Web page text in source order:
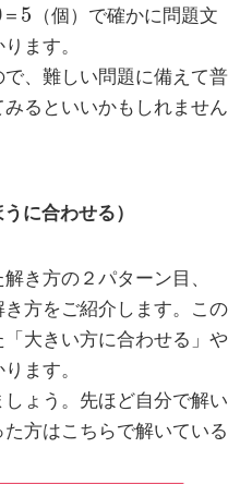
＝ 5 （個）で確かに問題文
ます。
、難しい問題に備えて普
るといいかもしれません
に合わせる）
き方の２パターン目、
き方をご紹介します。この
大きい方に合わせる」や
ます。
ょう。先ほど自分で解い
方はこちらで解いている